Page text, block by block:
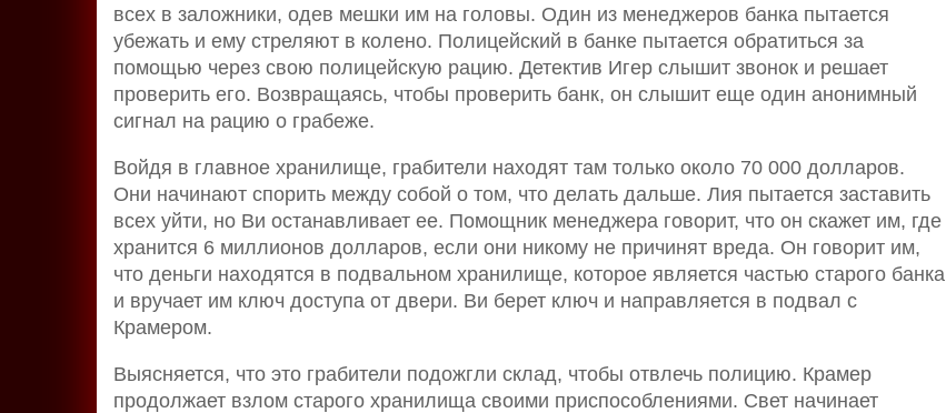
всех в заложники, одев мешки им на головы. Один из менеджеров банка пытается
убежать и ему стреляют в колено. Полицейский в банке пытается обратиться за
помощью через свою полицейскую рацию. Детектив Игер слышит звонок и решает
проверить его. Возвращаясь, чтобы проверить банк, он слышит еще один анонимный
сигнал на рацию о грабеже.
Войдя в главное хранилище, грабители находят там только около 70 000 долларов.
Они начинают спорить между собой о том, что делать дальше. Лия пытается заставить
всех уйти, но Ви останавливает ее. Помощник менеджера говорит, что он скажет им, где
хранится 6 миллионов долларов, если они никому не причинят вреда. Он говорит им,
что деньги находятся в подвальном хранилище, которое является частью старого банка
и вручает им ключ доступа от двери. Ви берет ключ и направляется в подвал с
Крамером.
Выясняется, что это грабители подожгли склад, чтобы отвлечь полицию. Крамер
продолжает взлом старого хранилища своими приспособлениями. Свет начинает